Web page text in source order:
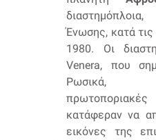
Ένωσης, κατά
1980. Οι
Venera, που
Ρωσικά,
κατάφεραν να
εικόνες της